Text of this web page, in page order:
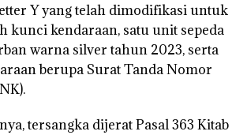
Y yang telah dimodifikasi untuk
kunci kendaraan, satu unit sepeda
warna silver tahun 2023, serta
berupa Surat Tanda Nomor
tersangka dijerat Pasal 363 Kitab